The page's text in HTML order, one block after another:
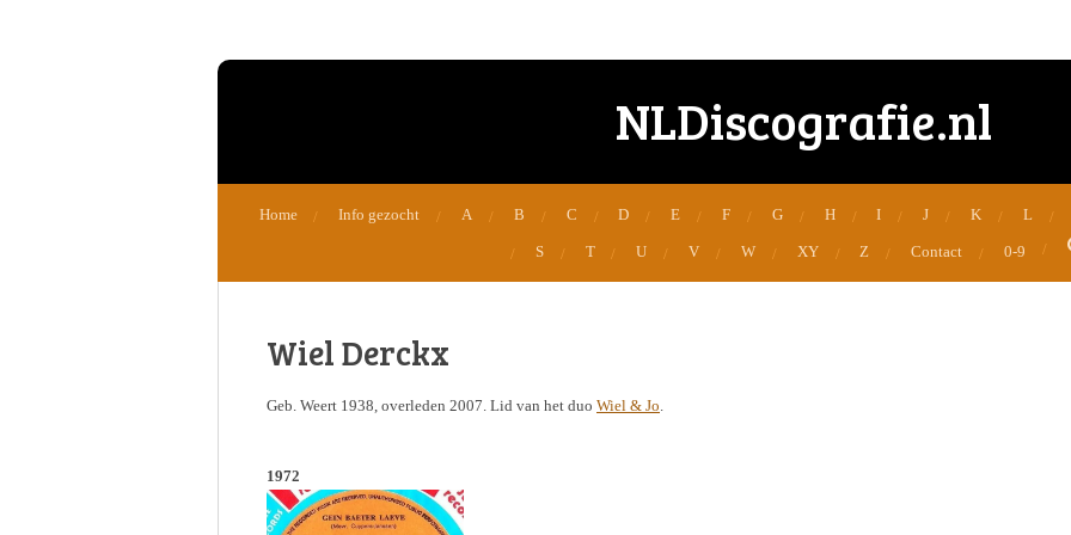
NLDiscografie.nl
Home Info gezocht A B C D E F G H I J K L
S T U V W XY Z Contact 0-9
Wiel Derckx
Geb. Weert 1938, overleden 2007. Lid van het duo Wiel & Jo.
1972